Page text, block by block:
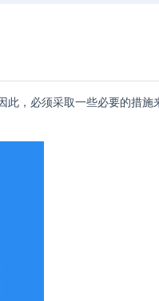
此，必须采取一些必要的措施